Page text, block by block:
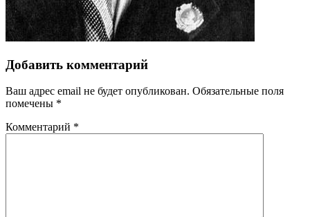
Добавить комментарий
Ваш адрес email не будет опубликован. Обязательные поля
помечены *
Комментарий *